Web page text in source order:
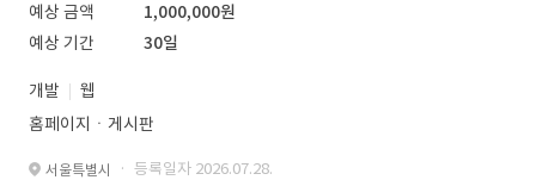
예상 금액
1,000,000원
예상 기간
30일
개발
웹
홈페이지ㆍ게시판
서울특별시 · 등록일자 2026.07.28.